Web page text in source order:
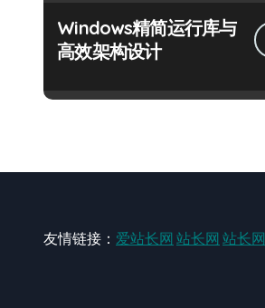
Windows精简运行库与
高效架构设计
友情链接： 爱站长网 站长网 站长网